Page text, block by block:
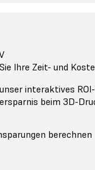
Ihre Zeit- und
interaktives
beim 3D-
berechnen